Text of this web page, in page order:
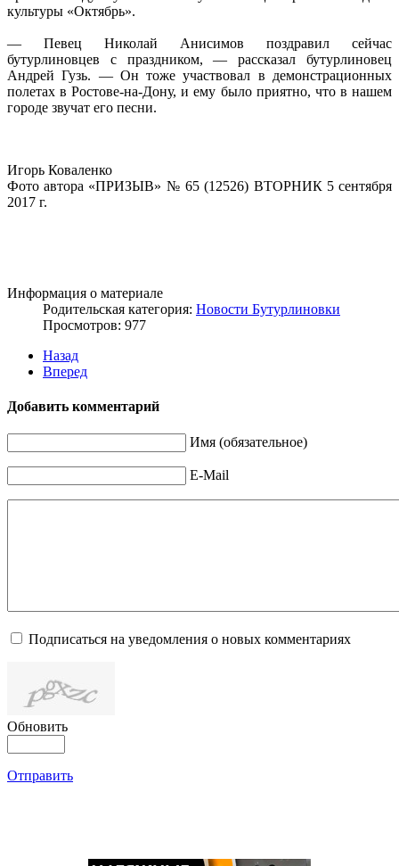
культуры «Октябрь».
— Певец Николай Анисимов поздравил сейчас
бутурлиновцев с праздником, — рассказал бутурлиновец
Андрей Гузь. — Он тоже участвовал в демонстрационных
полетах в Ростове-на-Дону, и ему было приятно, что в нашем
городе звучат его песни.
Игорь Коваленко
Фото автора «ПРИЗЫВ» № 65 (12526) ВТОРНИК 5 сентября
2017 г.
Информация о материале
Родительская категория: Новости Бутурлиновки
Просмотров: 977
Назад
Вперед
Добавить комментарий
Имя (обязательное)
E-Mail
Подписаться на уведомления о новых комментариях
Обновить
Отправить